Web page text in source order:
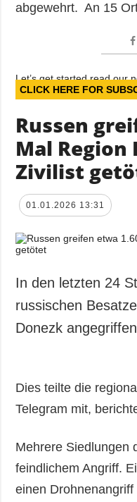
abgewehrt. An 15
Let’s get started read our
CLICK HERE FOR
Russen
Mal Region
Zivilist
01.01.2026 13:31
In den letzten 24
russischen
Donezk
Dies teilte die
Telegram mit,
Mehrere Siedlungen
feindlichem Angriff.
einen